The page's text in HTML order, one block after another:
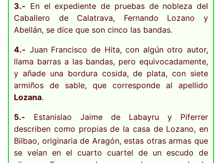
3.- En el expediente de pruebas de nobleza del
Caballero de Calatrava, Fernando Lozano y
Abellán, se dice que son cinco las bandas.
4.- Juan Francisco de Hita, con algún otro autor,
llama barras a las bandas, pero equivocadamente,
y añade una bordura cosida, de plata, con siete
armiños de sable, que corresponde al apellido
Lozana.
5.- Estanislao Jaime de Labayru y Piferrer
describen como propias de la casa de Lozano, en
Bilbao, originaria de Aragón, estas otras armas que
se veían en el cuarto cuartel de un escudo de